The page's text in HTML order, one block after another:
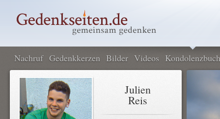
Nachruf Gedenkkerzen Bilder Videos Kondolenzbuch
Julien
Reis